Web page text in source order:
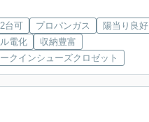
台可 プロパンガス
陽当り良好
電化
収納豊富
クインシューズクロゼット